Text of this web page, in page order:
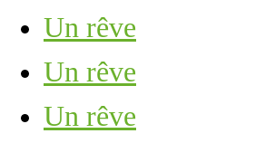
Un rêve
Un rêve
Un rêve